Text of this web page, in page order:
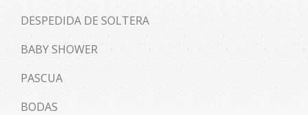
DESPEDIDA DE SOLTERA
BABY SHOWER
PASCUA
BODAS